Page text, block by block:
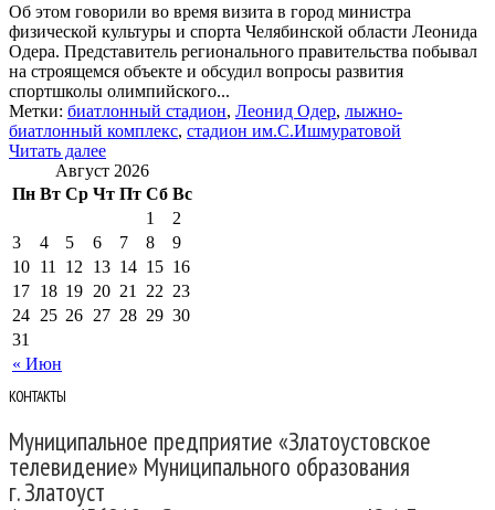
Об этом говорили во время визита в город министра
физической культуры и спорта Челябинской области Леонида
Одера. Представитель регионального правительства побывал
на строящемся объекте и обсудил вопросы развития
спортшколы олимпийского...
Метки: биатлонный стадион, Леонид Одер, лыжно-
биатлонный комплекс, стадион им.С.Ишмуратовой
Читать далее
Август 2026
Пн Вт Ср Чт Пт Сб Вс
« Июн
1
2
3
4 5 6 7 8
9
10 11 12 13 14 15 16
17 18 19 20 21 22 23
24 25 26 27 28 29 30
31
КОНТАКТЫ
Муниципальное предприятие «Златоустовское
телевидение» Муниципального образования
г. Златоуст